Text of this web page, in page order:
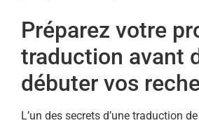
Préparez votre
traduction avant
débuter vos
L’un des secrets d’une traduction